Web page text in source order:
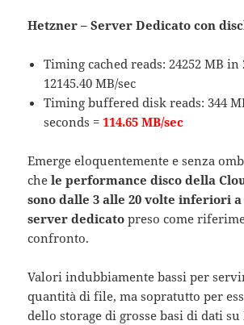
Hetzner – Server Dedicato con
Timing cached reads: 24252 MB in
12145.40 MB/sec
Timing buffered disk reads: 344
seconds =114.65 MB/sec
Emerge eloquentemente e senza
chele performance disco della
sono dalle 3 alle 20 volte inferiori
server dedicato preso come
confronto.
Valori indubbiamente bassi per
quantità di file, ma sopratutto per
dello storage di grosse basi di dati su